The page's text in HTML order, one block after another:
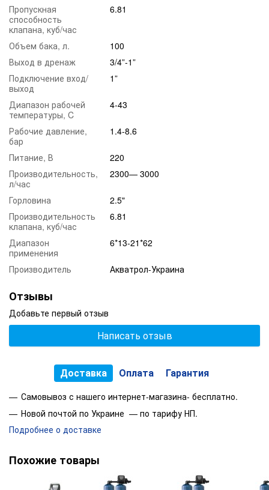
Пропускная
способность
клапана, куб/час
6.81
Объем бака, л.
100
Выход в дренаж
3/4”-1”
Подключение вход/
выход
1”
Диапазон рабочей
температуры, C
4-43
Рабочие давление,
бар
1.4-8.6
Питание, В
220
Производительность,
л/час
2300— 3000
Горловина
2.5"
Производительность
клапана, куб/час
6.81
Диапазон
применения
6*13-21*62
Производитель Акватрол-Украина
Отзывы
Добавьте первый отзыв
Написать отзыв
Доставка Оплата Гарантия
Самовывоз с нашего интернет-магазина- бесплатно.
Новой почтой по Украине — по тарифу НП.
Подробнее о доставке
Похожие товары